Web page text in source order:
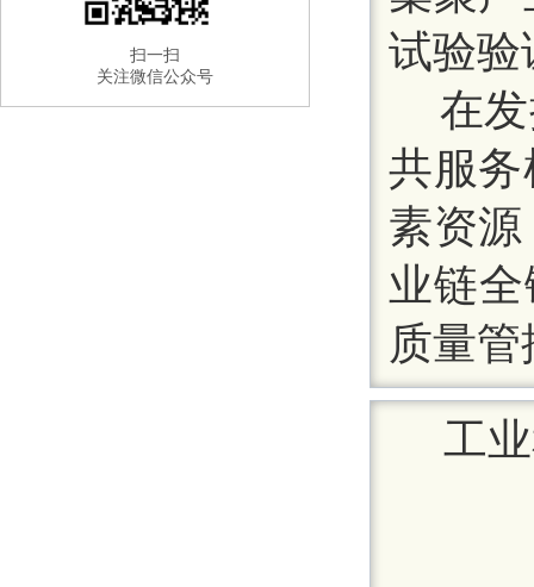
扫一扫
关注微信公众号
试验验
在
共服
素资
业链
质量
工